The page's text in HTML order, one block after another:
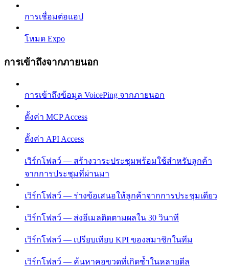
การเชื่อมต่อแอป
โหมด Expo
การเข้าถึงจากภายนอก
การเข้าถึงข้อมูล VoicePing จากภายนอก
ตั้งค่า MCP Access
ตั้งค่า API Access
เวิร์กโฟลว์ — สร้างวาระประชุมพร้อมใช้สำหรับลูกค้า
จากการประชุมที่ผ่านมา
เวิร์กโฟลว์ — ร่างข้อเสนอให้ลูกค้าจากการประชุมเดียว
เวิร์กโฟลว์ — ส่งอีเมลติดตามผลใน 30 วินาที
เวิร์กโฟลว์ — เปรียบเทียบ KPI ของสมาชิกในทีม
เวิร์กโฟลว์ — ค้นหาคอขวดที่เกิดซ้ำในหลายดีล